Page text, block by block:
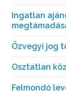
Ingatlan
Özvegyi jog
Osztatlan
Felmondó